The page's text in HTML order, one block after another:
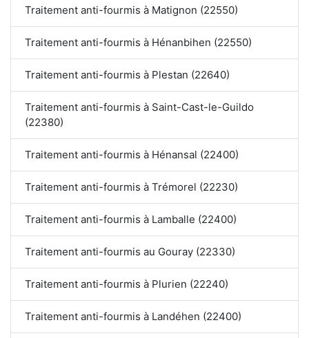
Traitement anti-fourmis à Matignon (22550)
Traitement anti-fourmis à Hénanbihen (22550)
Traitement anti-fourmis à Plestan (22640)
Traitement anti-fourmis à Saint-Cast-le-Guildo
(22380)
Traitement anti-fourmis à Hénansal (22400)
Traitement anti-fourmis à Trémorel (22230)
Traitement anti-fourmis à Lamballe (22400)
Traitement anti-fourmis au Gouray (22330)
Traitement anti-fourmis à Plurien (22240)
Traitement anti-fourmis à Landéhen (22400)